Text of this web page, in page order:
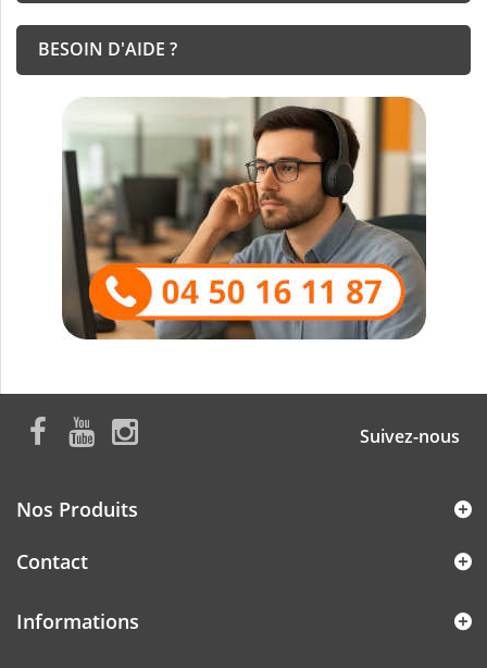
BESOIN D'AIDE ?
Suivez-nous
Nos Produits
Contact
Informations